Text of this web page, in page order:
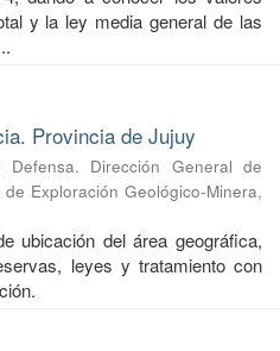
y la ley media general de las
Provincia de Jujuy
Defensa. Dirección General de
Exploración Geológico-Minera,
ubicación del área geográfica,
leyes y tratamiento con